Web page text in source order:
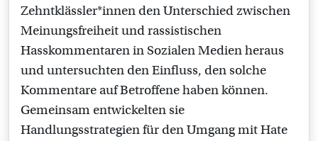
Zehntklässler*innen den Unterschied zwischen
Meinungsfreiheit und rassistischen
Hasskommentaren in Sozialen Medien heraus
und untersuchten den Einfluss, den solche
Kommentare auf Betroffene haben können.
Gemeinsam entwickelten sie
Handlungsstrategien für den Umgang mit Hate